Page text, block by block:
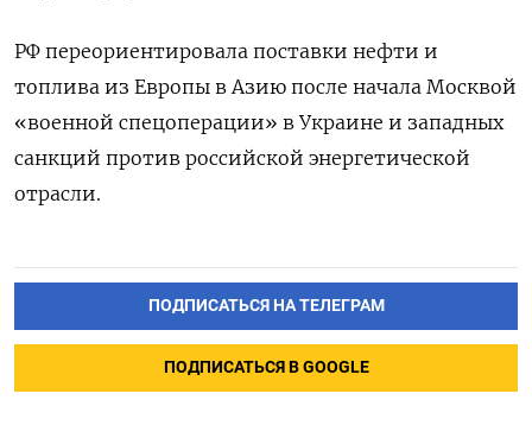
РФ переориентировала поставки нефти и
топлива из Европы в Азию после начала Москвой
«военной спецоперации» в Украине и западных
санкций против российской энергетической
отрасли.
ПОДПИСАТЬСЯ НА ТЕЛЕГРАМ
ПОДПИСАТЬСЯ В GOOGLE